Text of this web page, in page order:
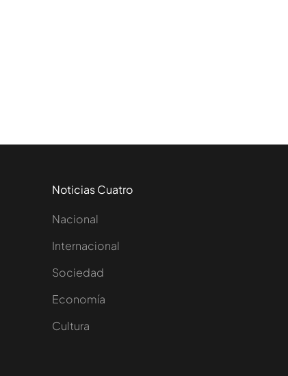
Noticias Cuatro
Nacional
Internacional
Sociedad
Economía
Cultura